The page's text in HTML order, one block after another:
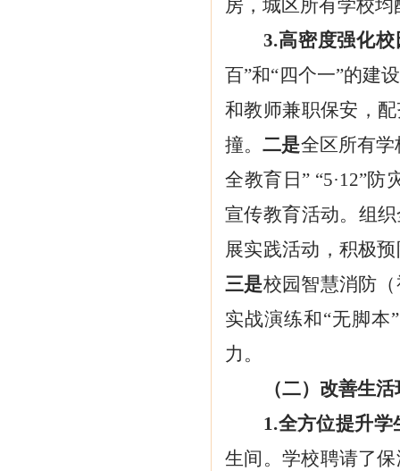
房，城区所有学校
3.高密度强化
百”和“四个一”的建
和教师兼职保安，
撞。二是全区所有
全教育日” “5·12”
宣传教育活动。组
展实践活动，积极
三是校园智慧消防
实战演练和“无脚本
力。
（二）改善生
1.全方位提升
生间。学校聘请了